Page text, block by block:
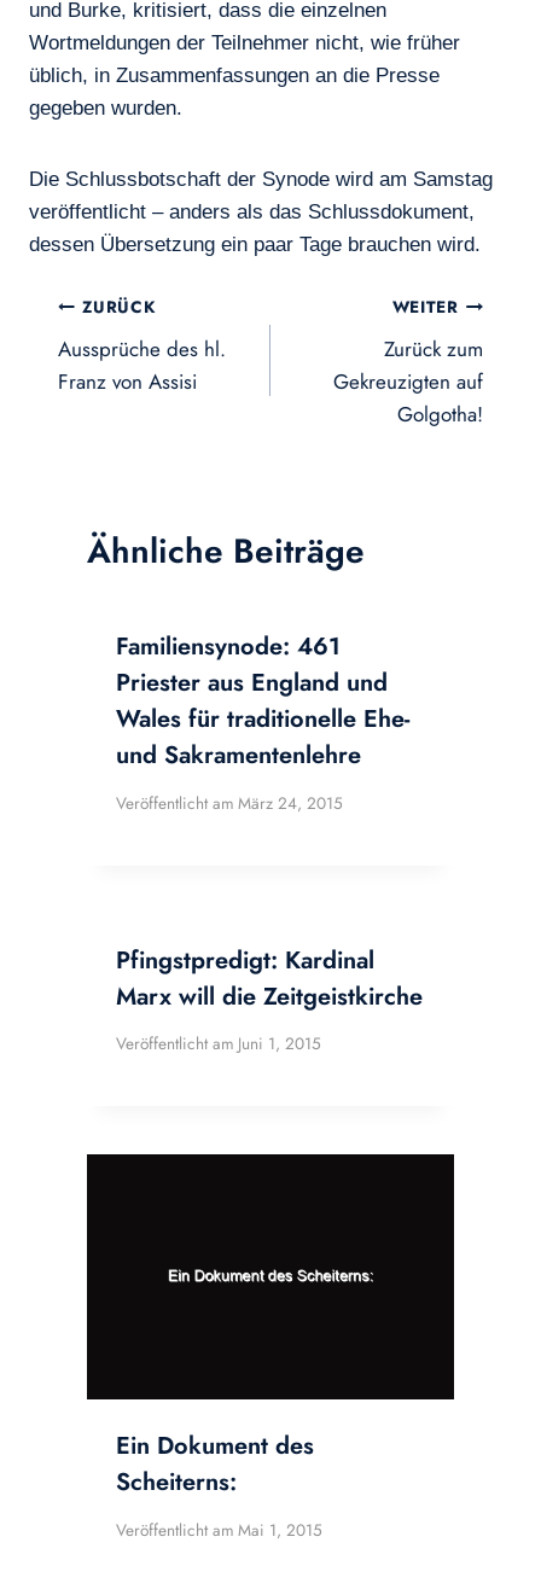
und Burke, kritisiert, dass die einzelnen
Wortmeldungen der Teilnehmer nicht, wie früher
üblich, in Zusammenfassungen an die Presse
gegeben wurden.
Die Schlussbotschaft der Synode wird am Samstag
veröffentlicht – anders als das Schlussdokument,
dessen Übersetzung ein paar Tage brauchen wird.
Beitragsnavigation
ZURÜCK
Aussprüche des hl.
Franz von Assisi
WEITER
Zurück zum
Gekreuzigten auf
Golgotha!
Ähnliche Beiträge
Familiensynode: 461
Priester aus England und
Wales für traditionelle Ehe-
und Sakramentenlehre
Veröffentlicht am März 24, 2015
Pfingstpredigt: Kardinal
Marx will die Zeitgeistkirche
Veröffentlicht am Juni 1, 2015
Ein Dokument des
Scheiterns:
Veröffentlicht am Mai 1, 2015